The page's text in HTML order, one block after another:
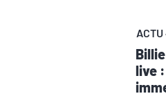
ACTU
live